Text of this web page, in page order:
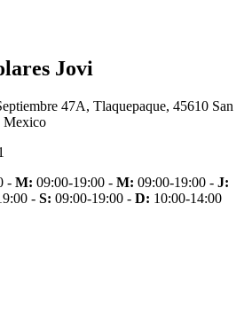
Jovi
47A, Tlaquepaque, 45610 San
Mexico
- M: 09:00-19:00 - M: 09:00-19:00 - J:
- S: 09:00-19:00 - D: 10:00-14:00